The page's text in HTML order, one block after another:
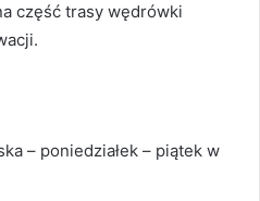
część trasy wędrówki
– poniedziałek – piątek w